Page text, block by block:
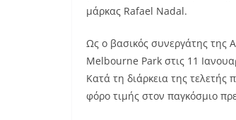
μάρκας Rafael Nadal.
Ως ο βασικός συνεργάτης της
Melbourne Park στις 11
Κατά τη διάρκεια της
φόρο τιμής στον παγκόσμιο